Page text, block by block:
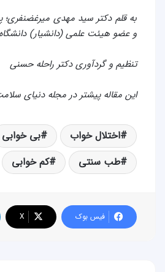
و عضو هیئت علمی (دانشیار)
تنظیم و گردآوری دکتر راحله حسنی
این مقاله پیشتر در مجله دنیای
اختلال خواب بی خوابی
طب سنتی
کم خوابی
فیس بوک X